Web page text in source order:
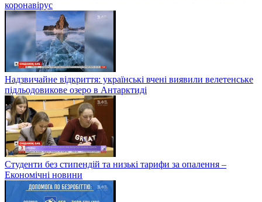
коронавірус
Надзвичайне відкриття: українські вчені виявили велетенське
підльодовикове озеро в Антарктиді
Студенти без стипендій та низькі тарифи за опалення –
Економічні новини